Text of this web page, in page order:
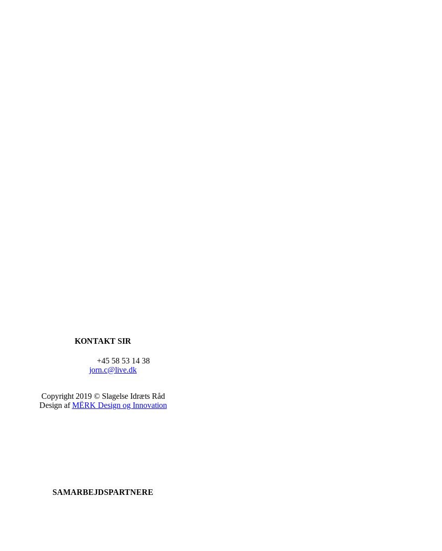
KONTAKT SIR
+45 58 53 14 38
jorn.c@live.dk
Copyright 2019 © Slagelse Idræts Råd
Design afMËRK Design og Innovation
SAMARBEJDSPARTNERE